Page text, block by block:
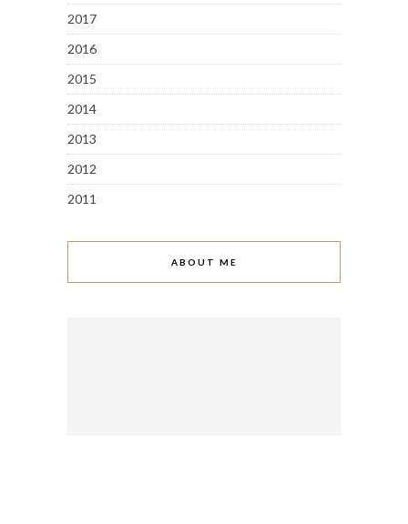
2017
2016
2015
2014
2013
2012
2011
ABOUT ME